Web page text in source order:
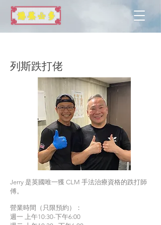
列斯跌打佬
Jerry 是英國唯一獲 CLM 手法治療資格的跌打師
傅。
營業時間（只限預約）：
週一 上午10:30-下午6:00